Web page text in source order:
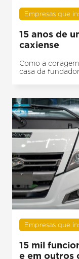
Empresas que
15 anos de
caxiense
Como a
casa da
Empresas que
15 mil
e em outros